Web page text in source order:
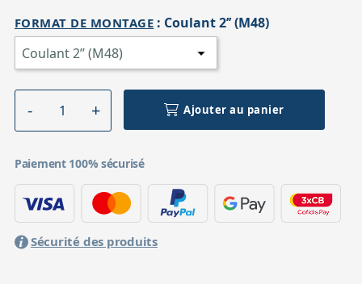
FORMAT DE MONTAGE : Coulant 2’’ (M48)
Ajouter au panier
Paiement 100% sécurisé
Sécurité des produits